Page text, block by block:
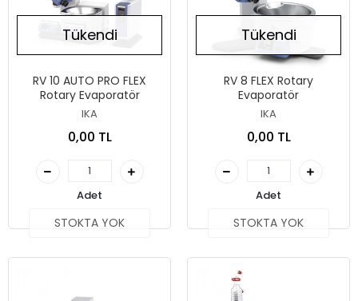
Tükendi
RV 10 AUTO PRO FLEX
Rotary Evaporatör
IKA
0,00 TL
Adet
STOKTA YOK
Tükendi
RV 8 FLEX Rotary
Evaporatör
IKA
0,00 TL
Adet
STOKTA YOK